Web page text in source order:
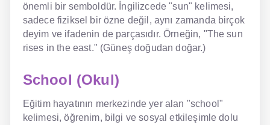
önemli bir semboldür. İngilizcede "sun" kelimesi,
sadece fiziksel bir özne değil, aynı zamanda birçok
deyim ve ifadenin de parçasıdır. Örneğin, "The sun
rises in the east." (Güneş doğudan doğar.)
School (Okul)
Eğitim hayatının merkezinde yer alan "school"
kelimesi, öğrenim, bilgi ve sosyal etkileşimle dolu